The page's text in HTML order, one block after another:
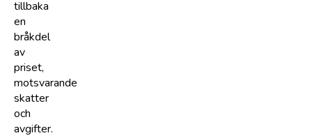
tillbaka
en
bråkdel
av
priset,
motsvarande
skatter
och
avgifter.